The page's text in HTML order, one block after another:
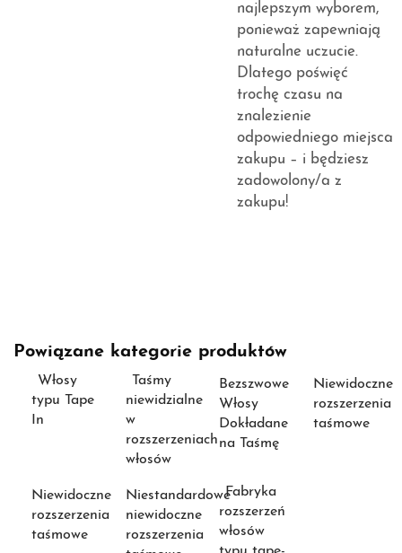
najlepszym wyborem,
ponieważ zapewniają
naturalne uczucie.
Dlatego poświęć
trochę czasu na
znalezienie
odpowiedniego miejsca
zakupu – i będziesz
zadowolony/a z
zakupu!
Powiązane kategorie produktów
Włosy
typu Tape
In
Taśmy
niewidzialne
w
rozszerzeniach
włosów
Bezszwowe
Włosy
Dokładane
na Taśmę
Niewidoczne
rozszerzenia
taśmowe
Niewidoczne
rozszerzenia
taśmowe
Niestandardowe
niewidoczne
rozszerzenia
Fabryka
rozszerzeń
włosów